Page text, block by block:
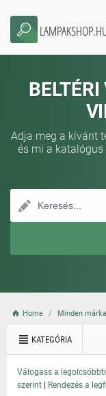
Adja meg a kívánt
és mi a katalógus
Home Minden márka
KATEGÓRIA
Válogass a
szerint | Rendezés a